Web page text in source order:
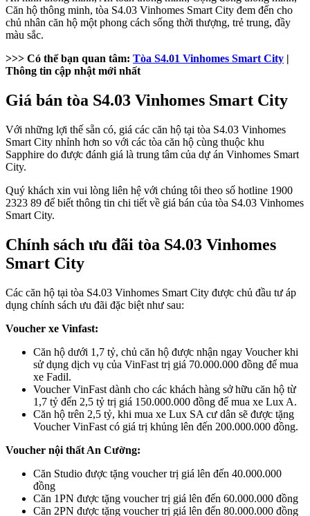
Căn hộ thông minh, tòa S4.03 Vinhomes Smart City đem đến cho
chủ nhân căn hộ một phong cách sống thời thượng, trẻ trung, đầy
màu sắc.
>>> Có thể bạn quan tâm: Tòa S4.01 Vinhomes Smart City |
Thông tin cập nhật mới nhất
Giá bán tòa S4.03 Vinhomes Smart City
Với những lợi thế sẵn có, giá các căn hộ tại tòa S4.03 Vinhomes
Smart City nhỉnh hơn so với các tòa căn hộ cùng thuộc khu
Sapphire do được đánh giá là trung tâm của dự án Vinhomes Smart
City.
Quý khách xin vui lòng liên hệ với chúng tôi theo số hotline 1900
2323 89 để biết thông tin chi tiết về giá bán của tòa S4.03 Vinhomes
Smart City.
Chính sách ưu đãi tòa S4.03 Vinhomes
Smart City
Các căn hộ tại tòa S4.03 Vinhomes Smart City được chủ đầu tư áp
dụng chính sách ưu đãi đặc biệt như sau:
Voucher xe Vinfast:
Căn hộ dưới 1,7 tỷ, chủ căn hộ được nhận ngay Voucher khi
sử dụng dịch vụ của VinFast trị giá 70.000.000 đồng để mua
xe Fadil.
Voucher VinFast dành cho các khách hàng sở hữu căn hộ từ
1,7 tỷ đến 2,5 tỷ trị giá 150.000.000 đồng để mua xe Lux A.
Căn hộ trên 2,5 tỷ, khi mua xe Lux SA cư dân sẽ được tặng
Voucher VinFast có giá trị khủng lên đến 200.000.000 đồng.
Voucher nội thất An Cường:
Căn Studio được tặng voucher trị giá lên đến 40.000.000
đồng
Căn 1PN được tặng voucher trị giá lên đến 60.000.000 đồng
Căn 2PN được tặng voucher trị giá lên đến 80.000.000 đồng